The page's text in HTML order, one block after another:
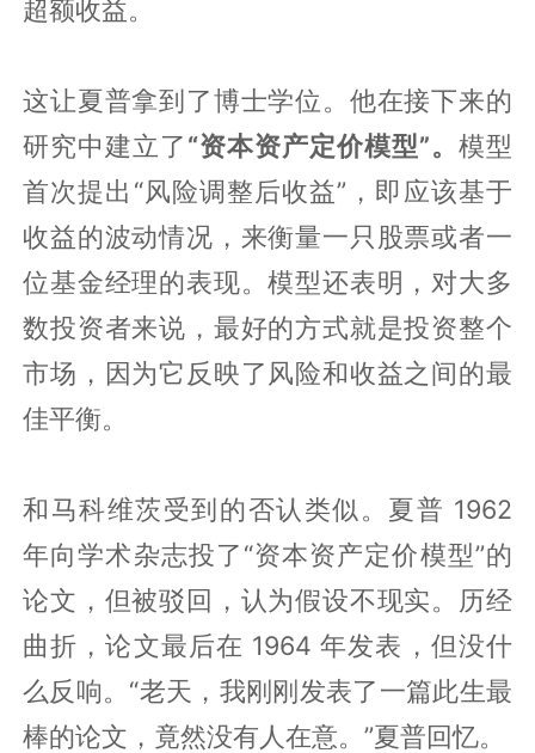
超额收益。
这让夏普拿到了博士学位。他在接下来的
研究中建立了“资本资产定价模型”。 模型
首次提出“风险调整后收益”，即应该基于
收益的波动情况，来衡量一只股票或者一
位基金经理的表现。模型还表明，对大多
数投资者来说，最好的方式就是投资整个
市场，因为它反映了风险和收益之间的最
佳平衡。
和马科维茨受到的否认类似。夏普 1962
年向学术杂志投了“资本资产定价模型”的
论文，但被驳回，认为假设不现实。历经
曲折，论文最后在 1964 年发表，但没什
么反响。“老天，我刚刚发表了一篇此生最
棒的论文，竟然没有人在意。”夏普回忆。